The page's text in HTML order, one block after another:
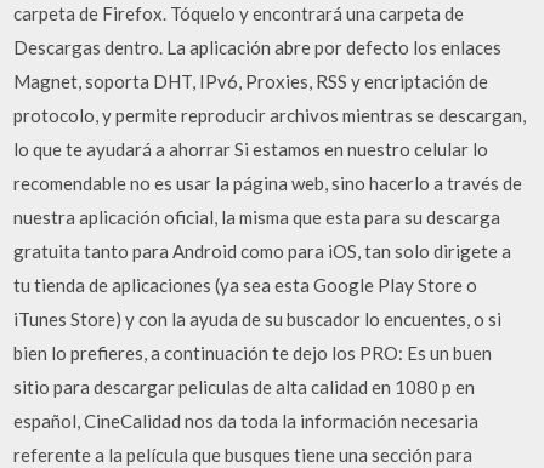
carpeta de Firefox. Tóquelo y encontrará una carpeta de
Descargas dentro. La aplicación abre por defecto los enlaces
Magnet, soporta DHT, IPv6, Proxies, RSS y encriptación de
protocolo, y permite reproducir archivos mientras se descargan,
lo que te ayudará a ahorrar Si estamos en nuestro celular lo
recomendable no es usar la página web, sino hacerlo a través de
nuestra aplicación oficial, la misma que esta para su descarga
gratuita tanto para Android como para iOS, tan solo dirigete a
tu tienda de aplicaciones (ya sea esta Google Play Store o
iTunes Store) y con la ayuda de su buscador lo encuentes, o si
bien lo prefieres, a continuación te dejo los PRO: Es un buen
sitio para descargar peliculas de alta calidad en 1080 p en
español, CineCalidad nos da toda la información necesaria
referente a la película que busques tiene una sección para